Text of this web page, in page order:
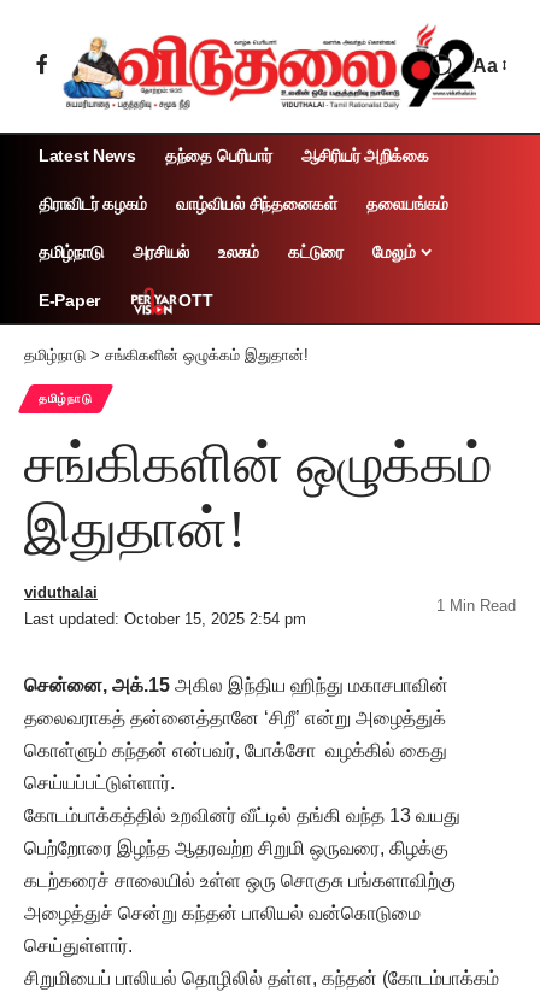
Aa
Latest News தந்தை பெரியார் ஆசிரியர் அறிக்கை
திராவிடர் கழகம் வாழ்வியல் சிந்தனைகள் தலையங்கம்
தமிழ்நாடு அரசியல் உலகம் கட்டுரை மேலும்
E-Paper OTT
தமிழ்நாடு > சங்கிகளின் ஒழுக்கம் இதுதான்!
தமிழ்நாடு
சங்கிகளின் ஒழுக்கம்
இதுதான்!
Last updated: October 15, 2025 2:54 pm
viduthalai
1 Min Read
சென்னை, அக்.15 அகில இந்திய ஹிந்து மகாசபாவின்
தலைவராகத் தன்னைத்தானே ‘சிறீ’ என்று அழைத்துக்
கொள்ளும் கந்தன் என்பவர், போக்சோ வழக்கில் கைது
செய்யப்பட்டுள்ளார்.
கோடம்பாக்கத்தில் உறவினர் வீட்டில் தங்கி வந்த 13 வயது
பெற்றோரை இழந்த ஆதரவற்ற சிறுமி ஒருவரை, கிழக்கு
கடற்கரைச் சாலையில் உள்ள ஒரு சொகுசு பங்களாவிற்கு
அழைத்துச் சென்று கந்தன் பாலியல் வன்கொடுமை
செய்துள்ளார்.
சிறுமியைப் பாலியல் தொழிலில் தள்ள, கந்தன் (கோடம்பாக்கம்